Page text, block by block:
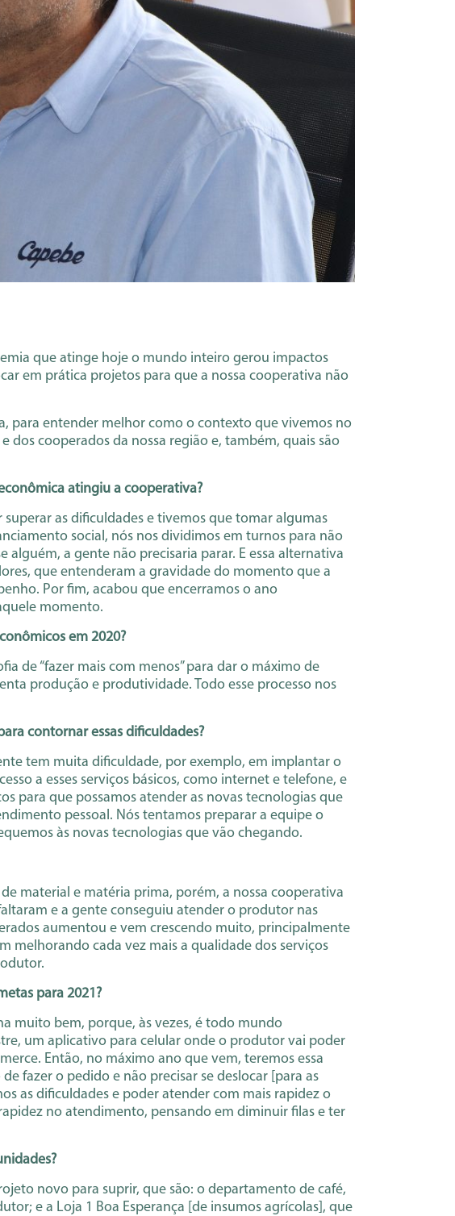
que atinge hoje o mundo inteiro gerou impactos
em prática projetos para que a nossa cooperativa não
para entender melhor como o contexto que vivemos no
dos cooperados da nossa região e, também, quais são
atingiu a cooperativa?
as dificuldades e tivemos que tomar algumas
social, nós nos dividimos em turnos para não
a gente não precisaria parar. E essa alternativa
que entenderam a gravidade do momento que a
Por fim, acabou que encerramos o ano
momento.
em 2020?
de “fazer mais com menos” para dar o máximo de
produção e produtividade. Todo esse processo nos
contornar essas dificuldades?
tem muita dificuldade, por exemplo, em implantar o
a esses serviços básicos, como internet e telefone, e
para que possamos atender as novas tecnologias que
pessoal. Nós tentamos preparar a equipe o
às novas tecnologias que vão chegando.
material e matéria prima, porém, a nossa cooperativa
e a gente conseguiu atender o produtor nas
aumentou e vem crescendo muito, principalmente
melhorando cada vez mais a qualidade dos serviços
para 2021?
muito bem, porque, às vezes, é todo mundo
um aplicativo para celular onde o produtor vai poder
Então, no máximo ano que vem, teremos essa
fazer o pedido e não precisar se deslocar [para as
as dificuldades e poder atender com mais rapidez o
no atendimento, pensando em diminuir filas e ter
novo para suprir, que são: o departamento de café,
e a Loja 1 Boa Esperança [de insumos agrícolas], que